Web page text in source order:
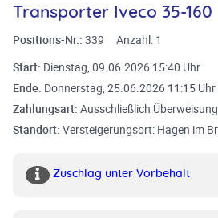
Transporter Iveco 35-160
Positions-Nr.: 339 Anzahl: 1
Start: Dienstag, 09.06.2026 15:40 Uhr
Ende: Donnerstag, 25.06.2026 11:15 Uhr
Zahlungsart: Ausschließlich
Standort: Versteigerungsort: Hagen im
Zuschlag unter Vorbehalt